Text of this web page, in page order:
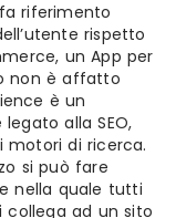
riferimento
rispetto
un App per
non è affatto
è un
alla SEO,
motori di ricerca.
si può fare
nella quale tutti
collega ad un sito